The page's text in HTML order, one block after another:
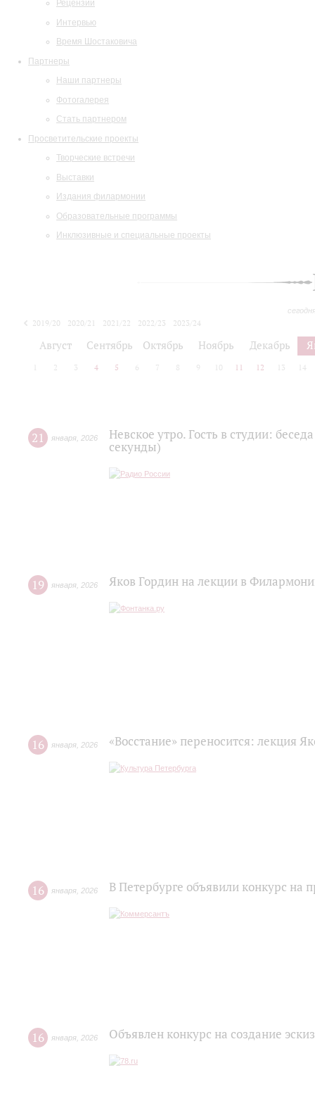
Рецензии
Интервью
Время Шостаковича
Партнеры
Наши партнеры
Фотогалерея
Стать партнером
Просветительские проекты
Творческие встречи
Выставки
Издания филармонии
Образовательные программы
Инклюзивные и специальные проекты
2019/20 2020/21 2021/22 2022/23
2023/24
Август Сентябрь Октябрь Ноябрь Декабрь
2 3 4 5 6 7 8 9 10 11 12 13 14
21 января 2026
Невское утро. Гость в студии:
секунды)
19 января 2026 Яков Гордин на лекции в
16 января 2026 «Восстание» переносится: лекция
16 января 2026 В Петербурге объявили конкурс
16 января 2026 Объявлен конкурс на создание